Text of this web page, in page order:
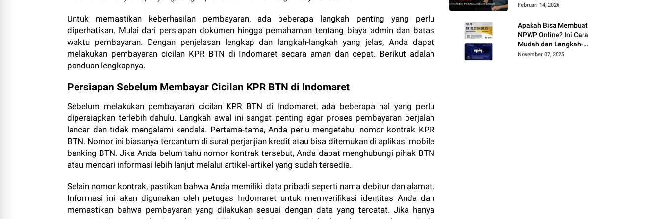
Untuk memastikan keberhasilan pembayaran, ada beberapa langkah penting yang perlu
diperhatikan. Mulai dari persiapan dokumen hingga pemahaman tentang biaya admin dan batas
waktu pembayaran. Dengan penjelasan lengkap dan langkah-langkah yang jelas, Anda dapat
melakukan pembayaran cicilan KPR BTN di Indomaret secara aman dan cepat. Berikut adalah
panduan lengkapnya.
Persiapan Sebelum Membayar Cicilan KPR BTN di Indomaret
Sebelum melakukan pembayaran cicilan KPR BTN di Indomaret, ada beberapa hal yang perlu
dipersiapkan terlebih dahulu. Langkah awal ini sangat penting agar proses pembayaran berjalan
lancar dan tidak mengalami kendala. Pertama-tama, Anda perlu mengetahui nomor kontrak KPR
BTN. Nomor ini biasanya tercantum di surat perjanjian kredit atau bisa ditemukan di aplikasi mobile
banking BTN. Jika Anda belum tahu nomor kontrak tersebut, Anda dapat menghubungi pihak BTN
atau mencari informasi lebih lanjut melalui artikel-artikel yang sudah tersedia.
Selain nomor kontrak, pastikan bahwa Anda memiliki data pribadi seperti nama debitur dan alamat.
Informasi ini akan digunakan oleh petugas Indomaret untuk memverifikasi identitas Anda dan
memastikan bahwa pembayaran yang dilakukan sesuai dengan data yang tercatat. Jika hanya
Februari 14, 2026
Apakah Bisa Membuat
NPWP Online? Ini Cara
Mudah dan Langkah-
Langkahnya
November 07, 2025